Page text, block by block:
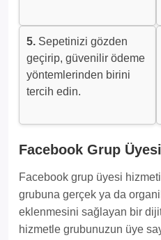
5. Sepetinizi gözden
geçirip, güvenilir ödeme
yöntemlerinden birini
tercih edin.
Facebook Grup
Facebook grup üyesi
grubuna gerçek ya da
eklenmesini sağlayan bir
hizmetle grubunuzun üye